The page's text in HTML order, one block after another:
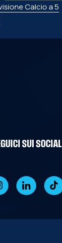
Calcio a 5
SUI SOCIAL